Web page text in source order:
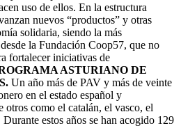
uso de ellos. En la estructura
nuevos “productos” y otras
solidaria, siendo la más
la Fundación Coop57, que no
fortalecer iniciativas de
ASTURIANO DE
Un año más de PAV y más de veinte
en el estado español y
otros como el catalán, el vasco, el
estos años se han acogido 129